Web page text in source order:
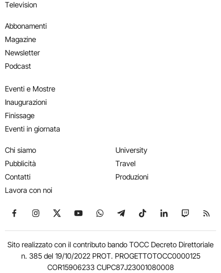
Television
Abbonamenti
Magazine
Newsletter
Podcast
Eventi e Mostre
Inaugurazioni
Finissage
Eventi in giornata
Chi siamo
Pubblicità
Contatti
Lavora con noi
University
Travel
Produzioni
Seguici su Facebook
Seguici su Instagram
Seguici su X
Seguici su YouTube
Seguici su WhatsApp
Seguici su Telegram
Seguici su TikTok
Seguici su
Seguici
Sito realizzato con il contributo bando TOCC Decreto Direttoriale
n. 385 del 19/10/2022 PROT. PROGETTOTOCC0000125
COR15906233 CUPC87J23001080008